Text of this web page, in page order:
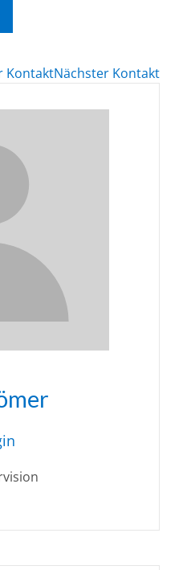
KontaktNächster Kontakt